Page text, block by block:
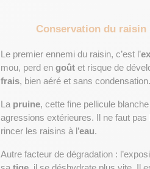
Conservation du
Le premier ennemi du raisin, c’est l’
mou, perd en goût et risque de
frais, bien aéré et sans condensation.
La pruine, cette fine pellicule
agressions extérieures. Il ne faut
rincer les raisins à l’eau.
Autre facteur de dégradation :